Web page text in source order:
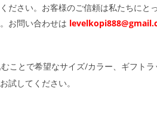
ださい。お客様のご信頼は私たちにと
お問い合わせは
ことで希望なサイズ/カラー、ギフト
試してください。